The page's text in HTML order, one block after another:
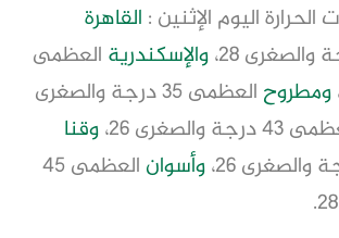
اليوم الإثنين : القاهرة
والإسكندرية العظمى
ومطروح
العظمى 35 درجة والصغرى
درجة والصغرى 26،
وقنا
وأسوان
العظمى 45